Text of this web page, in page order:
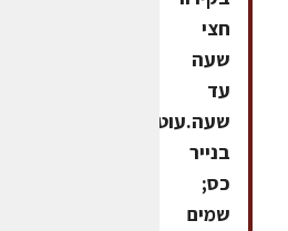
חצי
שעה
עד
שעה.עוטפים
בנייר
כס;
שמים